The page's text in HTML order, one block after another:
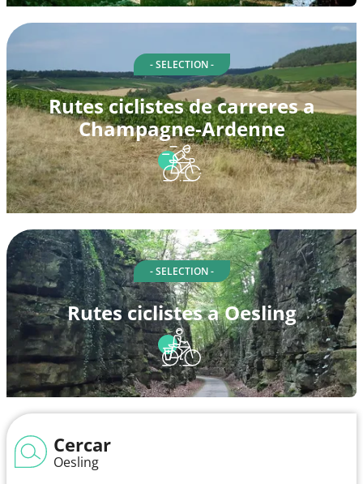
- SELECTION -
Rutes ciclistes de carreres a
Champagne-Ardenne
- SELECTION -
Rutes ciclistes a Oesling
Cercar
Oesling